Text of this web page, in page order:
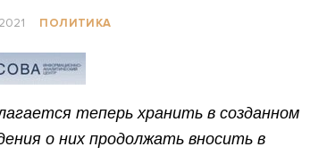
ПОЛИТИКА
теперь хранить в созданном
о них продолжать вносить в